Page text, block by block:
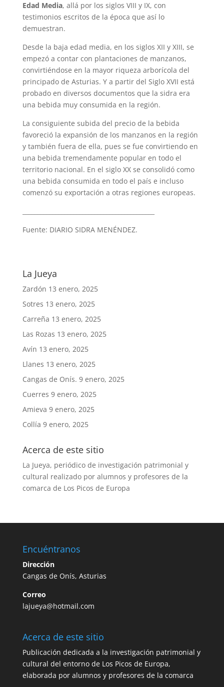
Edad Media, allá por los siglos VIII y IX, con
testimonios escritos de la época que así lo
demuestran.
Desde la baja edad media, en los siglos XII y XIII, se
empezó a contar con plantaciones de manzanos,
convirtiéndose en la mayor riqueza arborícola del
principado de Asturias. Y a partir del Siglo XVII está
probado en diversos documentos que la sidra era
una bebida muy consumida en la región.
La consiguiente subida del precio de la bebida
favoreció la expansión de los manzanos en la región
y también fuera de ella, pues se fue convirtiendo en
una bebida tremendamente popular en todo el
territorio nacional. En el siglo XX se consolidó como
una bebida consumida en todo el país e incluso
comenzó su exportación a otras regiones europeas.
Fuente: DIARIO SIDRA MENÉNDEZ.
La Jueya
Zardón 13 enero, 2025
Sotres 13 enero, 2025
Carreña 13 enero, 2025
Las Rozas 13 enero, 2025
Avín 13 enero, 2025
Llanes 13 enero, 2025
Cangas de Onís. 9 enero, 2025
Cuerres 9 enero, 2025
Amieva 9 enero, 2025
Collía 9 enero, 2025
Acerca de este sitio
La Jueya, periódico de investigación patrimonial y
cultural realizado por alumnos y profesores de la
comarca de Los Picos de Europa
Encuéntranos
Dirección
Cangas de Onís, Asturias
Correo
lajueya@hotmail.com
Acerca de este sitio
Publicación dedicada a la investigación patrimonial y
cultural del entorno de Los Picos de Europa,
elaborada por alumnos y profesores de la comarca